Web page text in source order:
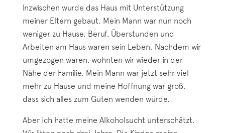
Inzwischen wurde das Haus mit Unterstützung
meiner Eltern gebaut. Mein Mann war nun noch
weniger zu Hause. Beruf, Überstunden und
Arbeiten am Haus waren sein Leben. Nachdem wir
umgezogen waren, wohnten wir wieder in der
Nähe der Familie. Mein Mann war jetzt sehr viel
mehr zu Hause und meine Hoffnung war groß,
dass sich alles zum Guten wenden würde.
Aber ich hatte meine Alkoholsucht unterschätzt.